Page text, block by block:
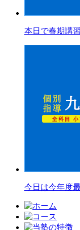
本日で春期講
今日は今年度